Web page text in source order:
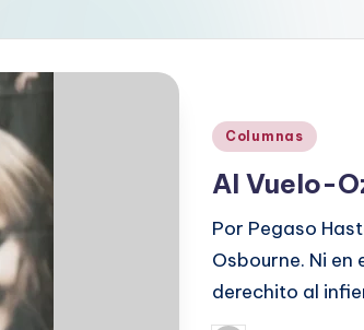
Publicado
Columnas
Al Vuelo-
Por Pegaso
Osbourne. Ni
derechito al